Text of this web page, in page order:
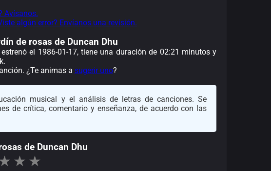
Avísanos.
algún error? Envíanos una revisión.
de rosas de Duncan Dhu
el 1986-01-17, tiene una duración de 02:21 minutos y
¿Te animas a sugerir uno?
musical y el análisis de letras de canciones. Se
de crítica, comentario y enseñanza, de acuerdo con las
de Duncan Dhu
★ ★